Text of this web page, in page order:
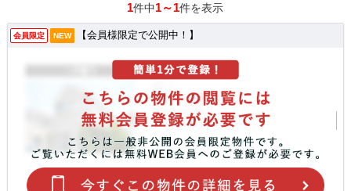
1件中1～1件を表示
会員限定 NEW 【会員様限定で公開中！】